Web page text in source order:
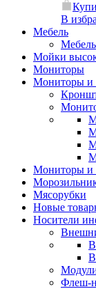
В
Мебель
Мойки
Мониторы
Мониторы и
Мониторы и
Мясорубки
Новые
Носители
Флеш-